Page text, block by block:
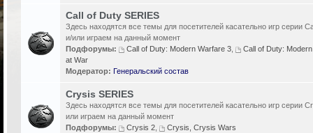
Call of Duty SERIES
Здесь находятся все темы для посетителей касательно игр серии
и/или играем на данный момент
Подфорумы:
Call of Duty: Modern Warfare 3
Call of Duty:
at War
Модератор: Генеральский состав
Crysis SERIES
Здесь находятся все темы для посетителей касательно игр серии
или играем на данный момент
Подфорумы:
Crysis 2
Crysis, Crysis Wars